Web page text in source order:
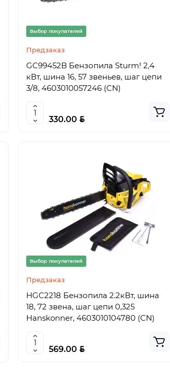
Выбор покупателей
Предзаказ
GC99452B Бензопила Sturm! 2,4
кВт, шина 16, 57 звеньев, шаг цепи
3/8, 4603010057246 (CN)
330.00 BYN
Выбор покупателей
Предзаказ
HGC2218 Бензопила 2.2кВт, шина
18, 72 звена, шаг цепи 0,325
Hanskonner, 4603010104780 (CN)
569.00 BYN